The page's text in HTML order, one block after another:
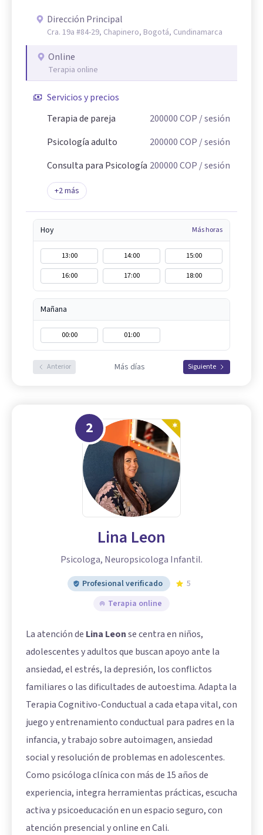
Dirección Principal
Cra. 19a #84-29, Chapinero, Bogotá, Cundinamarca
Online
Terapia online
Servicios y precios
Terapia de pareja
200000COP / sesión
Psicología adulto
200000COP / sesión
Consulta para Psicología 200000COP / sesión
+2más
Hoy Más horas
13:00 14:00
15:00
16:00
17:00 18:00
Mañana
00:00 01:00
Anterior Más días Siguiente
2
Lina Leon
Psicologa, Neuropsicologa Infantil.
Profesional verificado
5
Terapia online
La atención de Lina Leonse centra en niños,
adolescentes y adultos que buscan apoyo ante la
ansiedad, el estrés, la depresión, los conflictos
familiares o las dificultades de autoestima. Adapta la
Terapia Cognitivo-Conductual a cada etapa vital, con
juego y entrenamiento conductual para padres en la
infancia, y trabajo sobre autoimagen, ansiedad
social y resolución de problemas en adolescentes.
Como psicóloga clínica con más de 15 años de
experiencia, integra herramientas prácticas, escucha
activa y psicoeducación en un espacio seguro, con
atención presencial y online en Cali.